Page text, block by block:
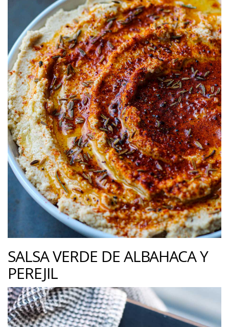
SALSA VERDE DE ALBAHACA Y
PEREJIL